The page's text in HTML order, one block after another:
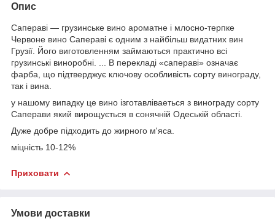
Опис
Сапераві — грузинське вино ароматне і млосно-терпке
Червоне вино Сапераві є одним з найбільш видатних вин
Грузії. Його виготовленням займаються практично всі
грузинські виноробні. ... В перекладі «сапераві» означає
фарба, що підтверджує ключову особливість сорту винограду,
так і вина.
у нашому випадку це вино ізготавліваеться з винограду сорту
Саперави який вирощується в сонячній Одеській області.
Дуже добре підходить до жирного м'яса.
міцність 10-12%
Приховати
Умови доставки